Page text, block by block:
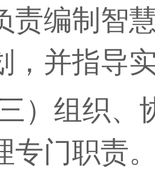
责编制智
，并指导
三）组织
专门职责